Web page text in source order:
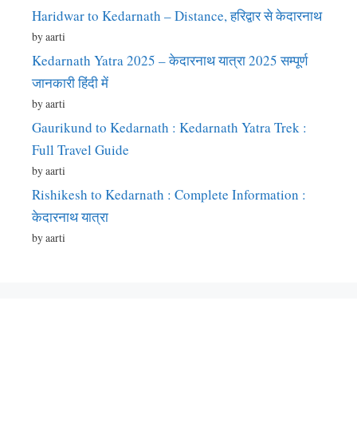
Haridwar to Kedarnath – Distance, हरिद्वार से केदारनाथ
by aarti
Kedarnath Yatra 2025 – केदारनाथ यात्रा 2025 सम्पूर्ण
जानकारी हिंदी में
by aarti
Gaurikund to Kedarnath : Kedarnath Yatra Trek :
Full Travel Guide
by aarti
Rishikesh to Kedarnath : Complete Information :
केदारनाथ यात्रा
by aarti